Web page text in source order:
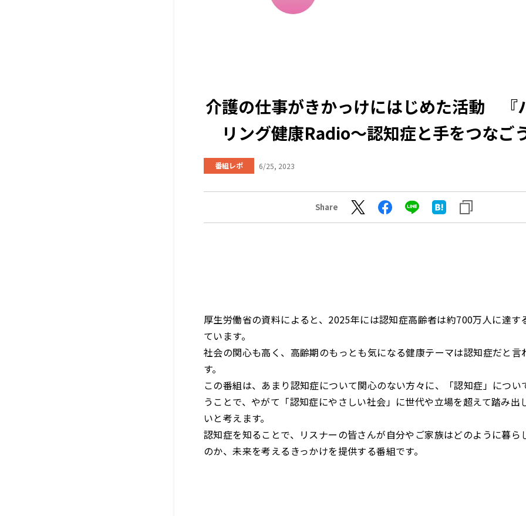
介護の仕事がきかっけにはじめた活動 『
リング健康Radio～認知症と手をつなご
番組レポ 6/25, 2023
Share
厚生労働省の資料によると、2025年には認知症高齢者は約700万人に達す
ています。
社会の関心も高く、高齢期のもっとも気になる健康テーマは認知症だと言
す。
この番組は、あまり認知症について関心のない方々に、「認知症」につい
うことで、やがて「認知症にやさしい社会」に世代や立場を超えて踏み出
いと考えます。
認知症を知ることで、リスナーの皆さんが自分やご家族はどのように暮ら
のか、未来を考えるきっかけを提供する番組です。